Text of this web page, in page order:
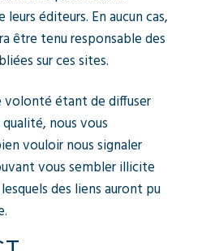
éditeurs. En aucun cas,
être tenu responsable des
sur ces sites.
étant de diffuser
nous vous
vouloir nous signaler
vous sembler illicite
des liens auront pu